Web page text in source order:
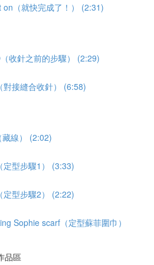
on（就快完成了！） (2:31)
收針之前的步驟） (2:29)
接縫合收針） (6:58)
線） (2:02)
定型步驟1） (3:33)
定型步驟2） (2:22)
Sophie scarf（定型蘇菲圍巾）
品區